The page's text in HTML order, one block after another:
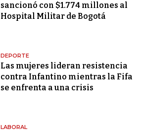
sancionó con $1.774 millones al
Hospital Militar de Bogotá
DEPORTE
Las mujeres lideran resistencia
contra Infantino mientras la Fifa
se enfrenta a una crisis
LABORAL